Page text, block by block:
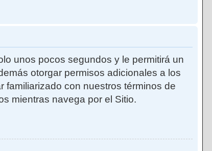
unos pocos segundos y le permitirá un
otorgar permisos adicionales a los
familiarizado con nuestros términos de
mientras navega por el Sitio.